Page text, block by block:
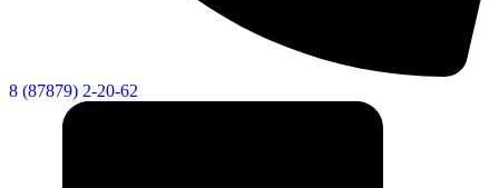
8 (87879) 2-20-62